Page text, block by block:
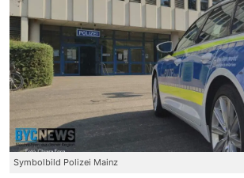
Symbolbild Polizei Mainz